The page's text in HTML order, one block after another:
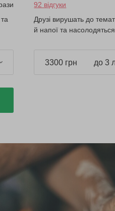
92 відгуки
Друзі вирушать до
й напої та
3300 грн до 3